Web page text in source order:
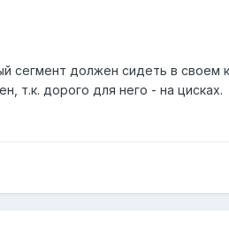
сегмент должен сидеть в своем
т.к. дорого для него - на цисках.